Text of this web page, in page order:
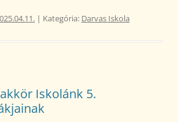
| Kategória: Darvas Iskola
Iskolánk 5.